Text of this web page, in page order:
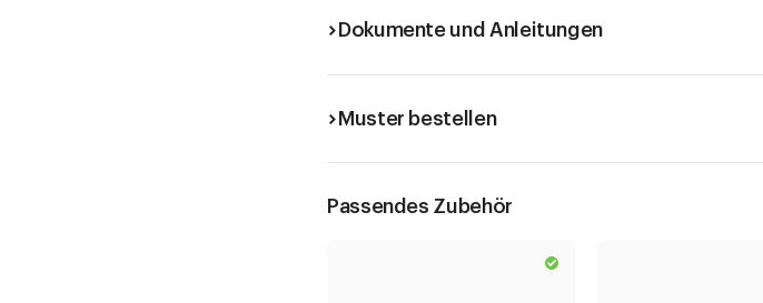
Dokumente und Anleitungen
Muster bestellen
Passendes Zubehör